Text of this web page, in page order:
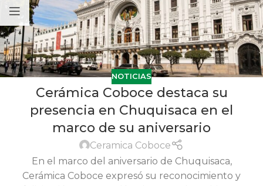
NOTICIAS
Cerámica Coboce destaca su
presencia en Chuquisaca en el
marco de su aniversario
Ceramica Coboce
En el marco del aniversario de Chuquisaca,
Cerámica Coboce expresó su reconocimiento y